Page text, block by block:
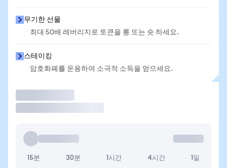
무기한 선물
최대 50배 레버리지로 토큰을 롱 또는 숏 하세요.
스테이킹
암호화폐를 운용하여 소극적 소득을 얻으세요.
15분 30분 1시간 4시간 1일